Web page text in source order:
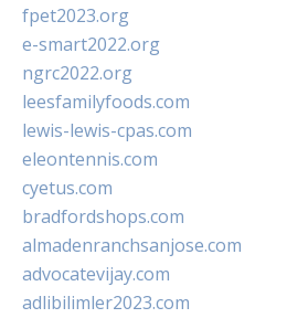
fpet2023.org
e-smart2022.org
ngrc2022.org
leesfamilyfoods.com
lewis-lewis-cpas.com
eleontennis.com
cyetus.com
bradfordshops.com
almadenranchsanjose.com
advocatevijay.com
adlibilimler2023.com